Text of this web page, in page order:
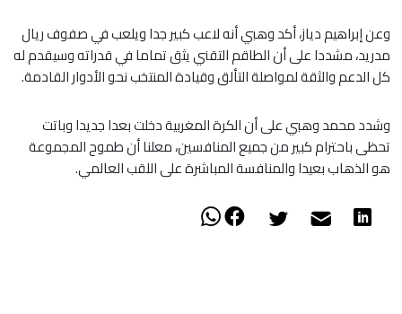
​وعن إبراهيم دياز، أكد وهبي أنه لاعب كبير جدا ويلعب في صفوف ريال
مدريد، مشددا على أن الطاقم التقني يثق تماما في قدراته وسيقدم له
كل الدعم والثقة لمواصلة التألق وقيادة المنتخب نحو الأدوار القادمة.
وشدد محمد وهبي على أن الكرة المغربية دخلت بعدا جديدا وباتت
تحظى باحترام كبير من جميع المنافسين، معلنا أن طموح المجموعة
هو الذهاب بعيدا والمنافسة المباشرة على اللقب العالمي.